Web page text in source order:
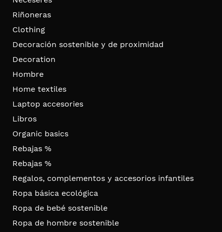
Riñoneras
Clothing
Decoración sostenible y de proximidad
Decoration
Hombre
Home textiles
Laptop accesories
Libros
Organic basics
Rebajas %
Rebajas %
Regalos, complementos y accesorios infantiles
Ropa básica ecológica
Ropa de bebé sostenible
Ropa de hombre sostenible